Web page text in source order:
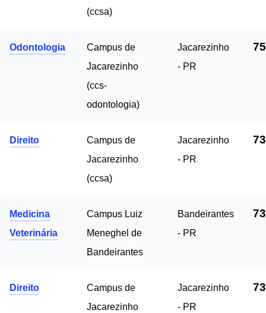
(ccsa)
Odontologia
Campus de
Jacarezinho
(ccs-
odontologia)
Jacarezinho
- PR
Direito
Campus de
Jacarezinho
(ccsa)
Jacarezinho
- PR
Medicina
Veterinária
Campus Luiz
Meneghel de
Bandeirantes
Bandeirantes
- PR
Direito
Campus de
Jacarezinho
Jacarezinho
- PR